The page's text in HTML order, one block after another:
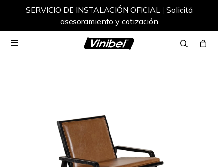
SERVICIO DE INSTALACIÓN OFICIAL | Solicitá
asesoramiento y cotización
